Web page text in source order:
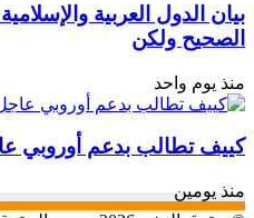
بيان الدول العربية
الصحيح ولكن
منذ يوم واحد
كييف تطالب بدعم أوروبي
منذ يومين